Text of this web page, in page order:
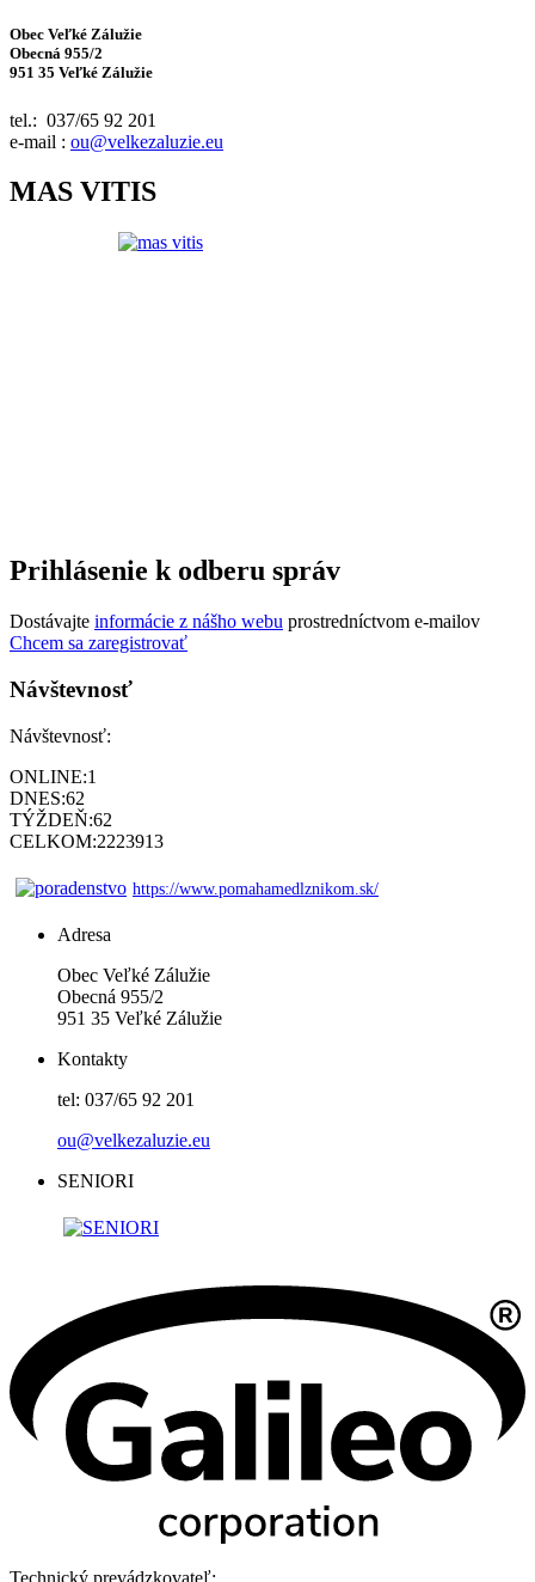
Obec Veľké Zálužie
Obecná 955/2
951 35 Veľké Zálužie
tel.: 037/65 92 201
e-mail : ou@velkezaluzie.eu
MAS VITIS
Prihlásenie k odberu správ
Dostávajte informácie z nášho webu prostredníctvom e-mailov
Chcem sa zaregistrovať
Návštevnosť
Návštevnosť:
ONLINE:1
DNES:62
TÝŽDEŇ:62
CELKOM:2223913
https://www.pomahamedlznikom.sk/
Adresa
Obec Veľké Zálužie
Obecná 955/2
951 35 Veľké Zálužie
Kontakty
tel: 037/65 92 201
ou@velkezaluzie.eu
SENIORI
Technický prevádzkovateľ: